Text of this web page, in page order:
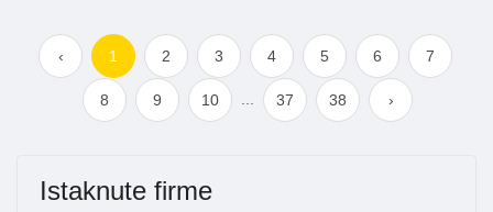
‹ 1 2 3 4 5 6 7
8 9 10 ... 37 38 ›
Istaknute firme